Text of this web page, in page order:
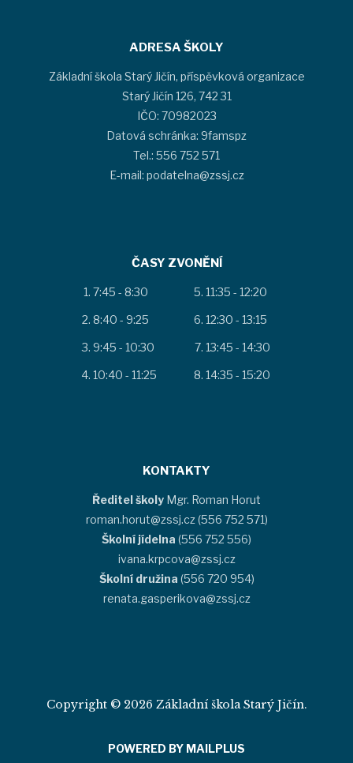
ADRESA ŠKOLY
Základní škola Starý Jičín, příspěvková organizace
Starý Jičín 126, 742 31
IČO: 70982023
Datová schránka: 9famspz
Tel.: 556 752 571
E-mail: podatelna@zssj.cz
ČASY ZVONĚNÍ
7:45 - 8:30
8:40 - 9:25
9:45 - 10:30
10:40 - 11:25
11:35 - 12:20
12:30 - 13:15
13:45 - 14:30
14:35 - 15:20
KONTAKTY
Ředitel školy Mgr. Roman Horut
roman.horut@zssj.cz (556 752 571)
Školní jídelna (556 752 556)
ivana.krpcova@zssj.cz
Školní družina (556 720 954)
renata.gasperikova@zssj.cz
Copyright © 2026 Základní škola Starý Jičín.
POWERED BY MAILPLUS